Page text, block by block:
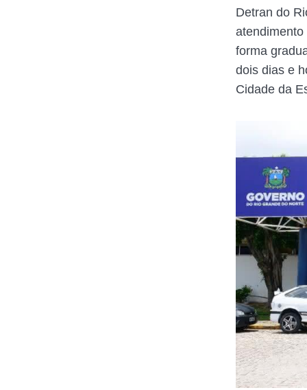
Detran do
forma
dois dias e
Cidade da